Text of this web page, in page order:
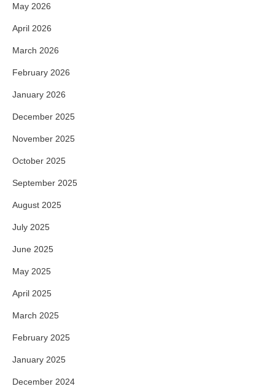
May 2026
April 2026
March 2026
February 2026
January 2026
December 2025
November 2025
October 2025
September 2025
August 2025
July 2025
June 2025
May 2025
April 2025
March 2025
February 2025
January 2025
December 2024